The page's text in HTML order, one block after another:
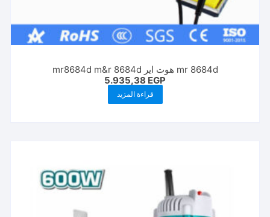
mr 8684d هوت اير mr8684d m&r 8684d
5.935,38 EGP
قراءة المزيد